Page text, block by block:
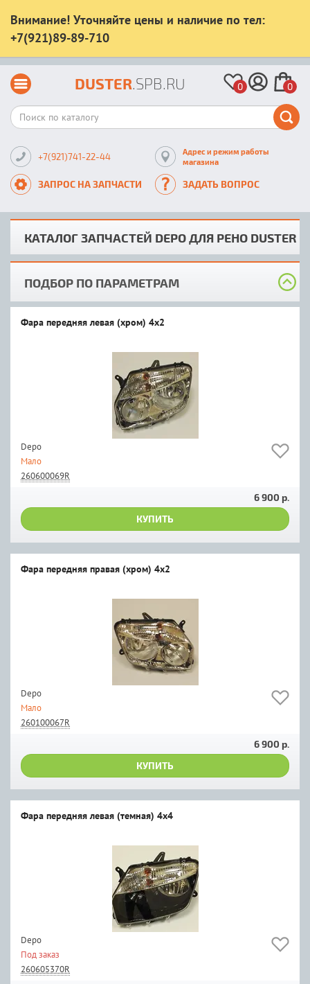
Внимание! Уточняйте цены и наличие по тел:
+7(921)89-89-710
DUSTER.SPB.RU 0 0
+7(921)741-22-44
Адрес и режим работы
магазина
ЗАПРОС НА ЗАПЧАСТИ ЗАДАТЬ ВОПРОС
КАТАЛОГ ЗАПЧАСТЕЙ DEPO ДЛЯ РЕНО DUSTER
ПОДБОР ПО ПАРАМЕТРАМ
Фара передняя левая (хром) 4х2
Depo
Мало
260600069R
6 900 р.
КУПИТЬ
Фара передняя правая (хром) 4х2
Depo
Мало
260100067R
6 900 р.
КУПИТЬ
Фара передняя левая (темная) 4х4
Depo
Под заказ
260605370R